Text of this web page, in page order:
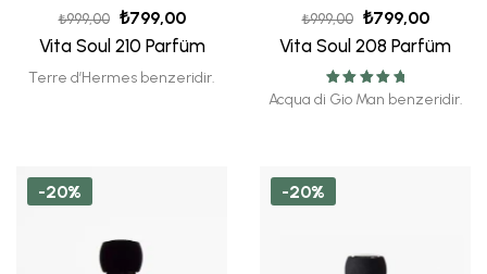
₺999,00 ₺799,00
Vita Soul 210 Parfüm
Terre d’Hermes benzeridir.
₺999,00 ₺799,00
Vita Soul 208 Parfüm
5 üzerinden
Acqua di Gio Man benzeridir.
-20% -20%